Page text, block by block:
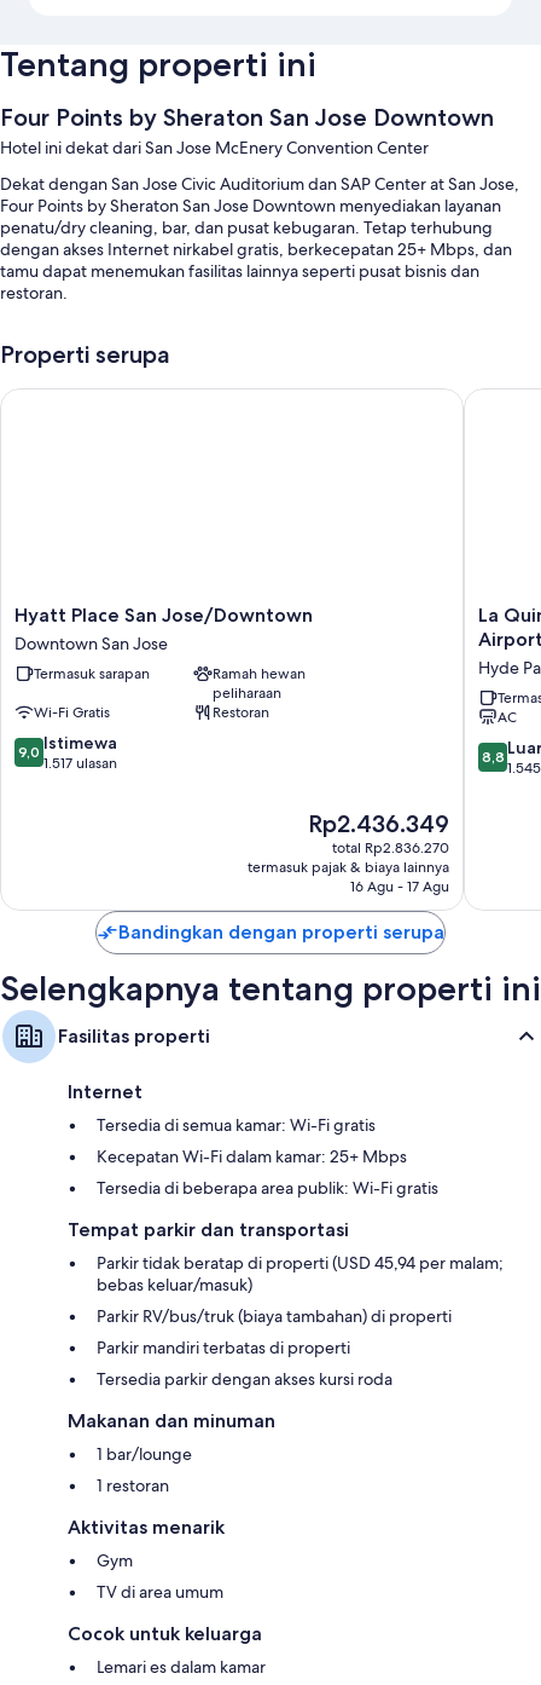
Tentang properti ini
Four Points by Sheraton San Jose Downtown
Hotel ini dekat dari San Jose McEnery Convention Center
Dekat dengan San Jose Civic Auditorium dan SAP Center at San Jose,
Four Points by Sheraton San Jose Downtown menyediakan layanan
penatu/dry cleaning, bar, dan pusat kebugaran. Tetap terhubung
dengan akses Internet nirkabel gratis, berkecepatan 25+ Mbps, dan
tamu dapat menemukan fasilitas lainnya seperti pusat bisnis dan
restoran.
Parkir di properti, check-out ekspres, dan lift
fasilitas seperti WiFi gratis dan kursi kerja. Ulasan tamu memberikan
penilaian tinggi untuk kamar kebersihan kamar di properti ini.
Manfaat lain termasuk:
Kamar mandi dengan kombinasi shower/bathtub dan perlengkapan
Televisi 55-inci dengan saluran TV premium
Properti serupa
Hyatt
Place
San
Jose/Downtown
San
Jose
Hyatt Place San Jose/Downtown
Downtown San Jose
Termasuk sarapan
Ramah hewan
peliharaan
Wi-Fi Gratis
Restoran
9.0
dari
9,0 Istimewa
1.517 ulasan
Harga
sekarang
Rp2.436.349
Rp2.436.349
total Rp2.836.270
termasuk pajak & biaya lainnya
16 Agu - 17 Agu
Hyatt Place San Jose/Downtown
La
Quinta
&
Suites
by
San
La
Hyde
AC
8.8
dari
8,8
La
Bandingkan dengan properti serupa
Selengkapnya tentang properti ini
Fasilitas properti
Internet
Tersedia di semua kamar: Wi-Fi gratis
Kecepatan Wi-Fi dalam kamar: 25+ Mbps
Tersedia di beberapa area publik: Wi-Fi gratis
Tempat parkir dan transportasi
Parkir tidak beratap di properti (USD 45,94 per malam;
bebas keluar/masuk)
Parkir RV/bus/truk (biaya tambahan) di properti
Parkir mandiri terbatas di properti
Tersedia parkir dengan akses kursi roda
Makanan dan minuman
1 bar/lounge
1 restoran
Aktivitas menarik
Gym
TV di area umum
Cocok untuk keluarga
Lemari es dalam kamar